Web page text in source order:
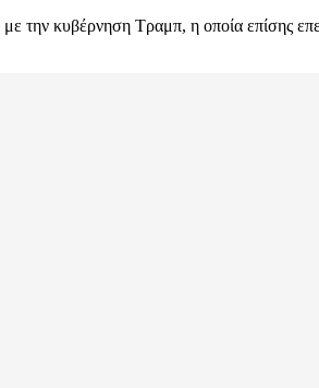
κυβέρνηση Τραμπ, η οποία επίσης